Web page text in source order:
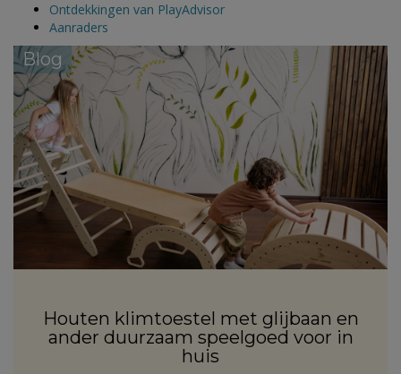
Ontdekkingen van PlayAdvisor
Aanraders
Blog
Houten klimtoestel met glijbaan en
ander duurzaam speelgoed voor in
huis